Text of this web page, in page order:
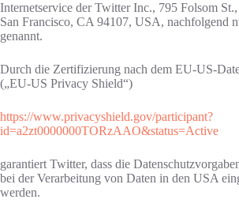
Internetservice der Twitter Inc., 795 Folsom
San Francisco, CA 94107, USA, nachfolgend
genannt.
Durch die Zertifizierung nach dem EU-US-
(„EU-US Privacy Shield“)
https://www.privacyshield.gov/participant?
id=a2zt0000000TORzAAO&status=Active
garantiert Twitter, dass die
bei der Verarbeitung von Daten in den USA
werden.